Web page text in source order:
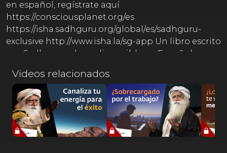
en español, regístrate aquí
https://consciousplanet.org/es
https://isha.sadhguru.org/global/es/sadhguru-
exclusive http://www.isha.la/sg-app Un libro escrito
por Sadhguru, ahora disponible en Español
traducir las palabras de Sadhguru al español.
Agradecemos tu comprensión si la traducción
contiene errores, ya que es un gran reto traducir la
sabiduría hablada de un místico.
Videos relacionados